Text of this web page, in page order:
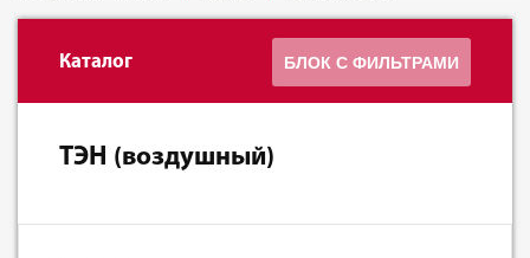
Каталог БЛОК С ФИЛЬТРАМИ
ТЭН (воздушный)